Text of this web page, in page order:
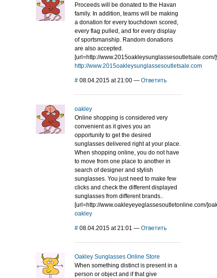
Proceeds will be donated to the Havan
family. In addition, teams will be making
a donation for every touchdown scored,
every flag pulled, and for every display
of sportsmanship. Random donations
are also accepted.
[url=http://
http://www.2015oakleysunglassesoutletsale.com
# 08.04.2015 at 21:00 — Ответить
oakley
Online shopping is considered very
convenient as it gives you an
opportunity to get the desired
sunglasses delivered right at your place.
When shopping online, you do not have
to move from one place to another in
search of designer and stylish
sunglasses. You just need to make few
clicks and check the different displayed
sunglasses from different brands..
[url=http://www.oakleyeyeglassesoutletonline.com/
oakley
# 08.04.2015 at 21:01 — Ответить
Oakley Sunglasses Online Store
When something distinct is present in a
person or object and if that give